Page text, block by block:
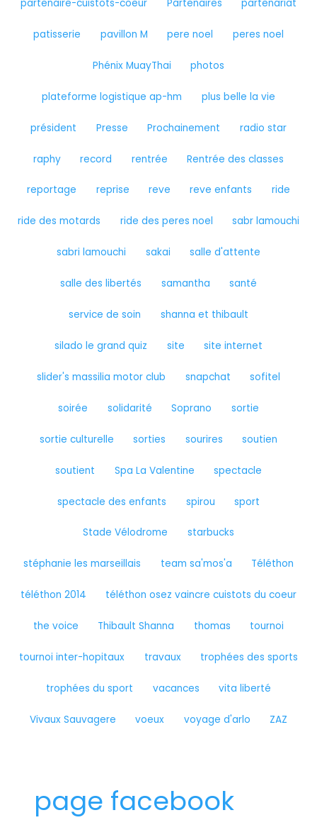
partenaire-cuistots-coeur Partenaires partenariat
patisserie pavillon M pere noel peres noel
Phénix MuayThai photos
plateforme logistique ap-hm plus belle la vie
président Presse Prochainement radio star
raphy record rentrée Rentrée des classes
reportage reprise reve reve enfants ride
ride des motards ride des peres noel sabr lamouchi
sabri lamouchi sakai salle d'attente
salle des libertés samantha santé
service de soin shanna et thibault
silado le grand quiz site site internet
slider's massilia motor club snapchat sofitel
soirée solidarité Soprano sortie
sortie culturelle sorties sourires soutien
soutient Spa La Valentine spectacle
spectacle des enfants spirou sport
Stade Vélodrome starbucks
stéphanie les marseillais team sa'mos'a Téléthon
téléthon 2014 téléthon osez vaincre cuistots du coeur
the voice Thibault Shanna thomas tournoi
tournoi inter-hopitaux travaux trophées des sports
trophées du sport vacances vita liberté
Vivaux Sauvagere voeux voyage d'arlo ZAZ
page facebook